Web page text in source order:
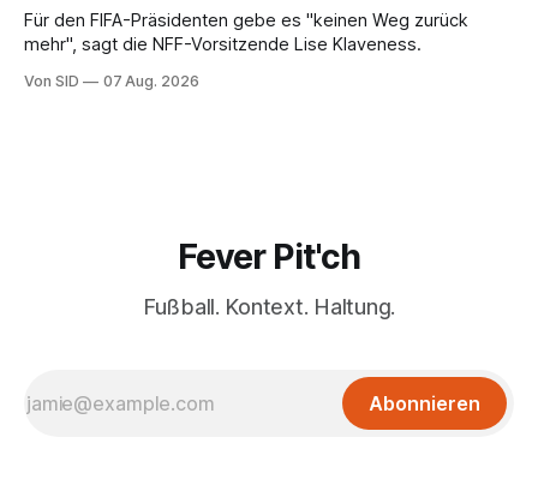
Für den FIFA-Präsidenten gebe es "keinen Weg zurück
mehr", sagt die NFF-Vorsitzende Lise Klaveness.
Von SID 07 Aug. 2026
Fever Pit'ch
Fußball. Kontext. Haltung.
Abonnieren